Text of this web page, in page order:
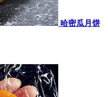
哈密瓜月饼